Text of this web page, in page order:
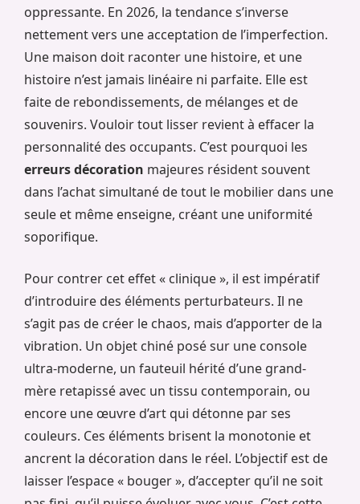
oppressante. En 2026, la tendance s’inverse
nettement vers une acceptation de l’imperfection.
Une maison doit raconter une histoire, et une
histoire n’est jamais linéaire ni parfaite. Elle est
faite de rebondissements, de mélanges et de
souvenirs. Vouloir tout lisser revient à effacer la
personnalité des occupants. C’est pourquoi les
erreurs décoration majeures résident souvent
dans l’achat simultané de tout le mobilier dans une
seule et même enseigne, créant une uniformité
soporifique.
Pour contrer cet effet « clinique », il est impératif
d’introduire des éléments perturbateurs. Il ne
s’agit pas de créer le chaos, mais d’apporter de la
vibration. Un objet chiné posé sur une console
ultra-moderne, un fauteuil hérité d’une grand-
mère retapissé avec un tissu contemporain, ou
encore une œuvre d’art qui détonne par ses
couleurs. Ces éléments brisent la monotonie et
ancrent la décoration dans le réel. L’objectif est de
laisser l’espace « bouger », d’accepter qu’il ne soit